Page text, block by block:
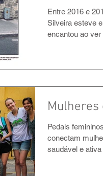
Entre 2016 e
Silveira esteve
encantou ao
Mulheres
Pedais
conectam
saudável e